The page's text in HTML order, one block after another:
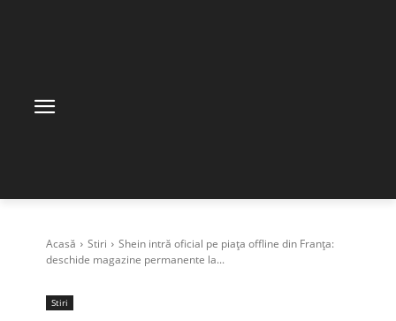
Acasă Stiri
Shein intră oficial pe piața offline din Franța:
deschide magazine permanente la...
Stiri